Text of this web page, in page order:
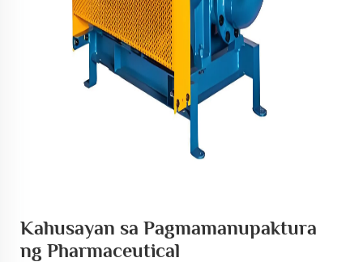
Kahusayan sa Pagmamanupaktura
ng Pharmaceutical